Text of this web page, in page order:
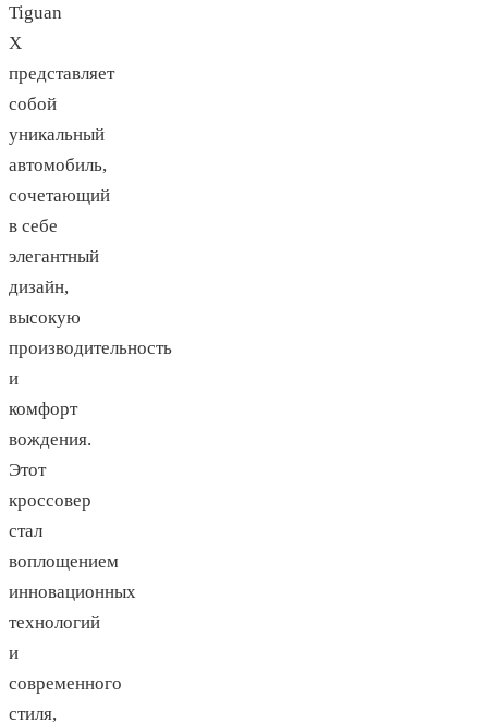
Tiguan
X
представляет
собой
уникальный
автомобиль,
сочетающий
в себе
элегантный
дизайн,
высокую
производительность
и
комфорт
вождения.
Этот
кроссовер
стал
воплощением
инновационных
технологий
и
современного
стиля,